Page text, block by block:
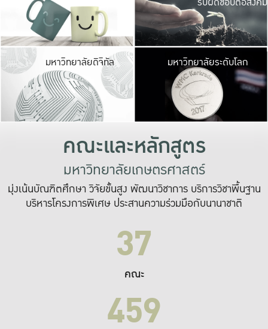
เปิดประ
และพบเรื่องราวใ
มหาวิทยาลัยดิจิทัล มหาวิ
เปลี่ยนแปลง แล
เพื่อทำง
ระบบสารสนเทศ
มหาวิทยาลัยระดับโลก
คณะและหลักสูตร
มหาวิทยาลัยเกษตรศาสตร์
มุ่งเน้นบัณฑิตศึกษา วิจัยขั้นสูง พัฒนาวิชาการ บริการวิชาพื้นฐาน
บริหารโครงการพิเศษ ประสานความร่วมมือกับนานาชาติ
37
คณะ
459